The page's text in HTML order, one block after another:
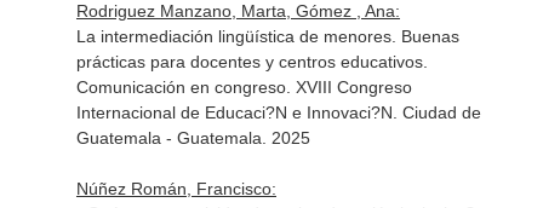
Rodriguez Manzano, Marta, Gómez , Ana:
La intermediación lingüística de menores. Buenas
prácticas para docentes y centros educativos.
Comunicación en congreso. XVIII Congreso
Internacional de Educaci?N e Innovaci?N. Ciudad de
Guatemala - Guatemala. 2025
Núñez Román, Francisco: